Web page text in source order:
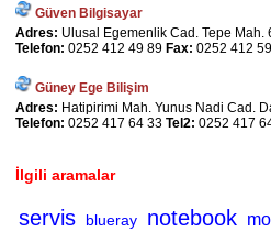
Güven Bilgisayar
Adres: Ulusal Egemenlik Cad. Tepe
Telefon: 0252 412 49 89 Fax: 0252 412
Güney Ege Bilişim
Adres: Hatipirimi Mah. Yunus Nadi Cad.
Telefon: 0252 417 64 33 Tel2: 0252 417
İlgili aramalar
servis blueray notebook